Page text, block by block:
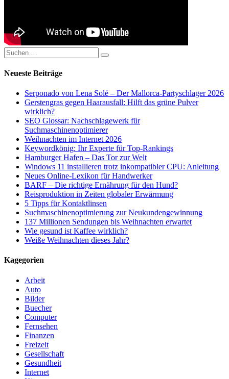
Suchen
nach:
Suchen
Neueste Beiträge
Serponado von Lena Solé – Der Mallorca-Partyschlager 2026
Gerstengras gegen Haarausfall: Hilft das grüne Pulver
wirklich?
SEO Glossar: Nachschlagewerk für
Suchmaschinenoptimierer
Weihnachten im Internet 2026
Keywordkönig: Ihr Experte für Top-Rankings
Hamburger Hafen – Das Tor zur Welt
Windows 11 installieren trotz inkompatibler CPU: Anleitung
Neues Online-Lexikon für Handwerker
BARF – Die richtige Ernährung für den Hund?
Reisproduktion in Zeiten globaler Erwärmung
5 Tipps für Kontaktlinsen
Suchmaschinenoptimierung zur Neukundengewinnung
137 Millionen Sendungen bis Weihnachten erwartet
Wie gesund ist Kaffee wirklich?
Weiße Weihnachten dieses Jahr?
Kagegorien
Arbeit
Auto
Bilder
Buecher
Computer
Fernsehen
Finanzen
Freizeit
Gesellschaft
Gesundheit
Internet